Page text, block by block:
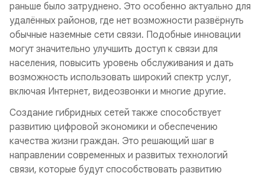
раньше было затруднено. Это особенно актуально для
удалённых районов, где нет возможности развёрнуть
обычные наземные сети связи. Подобные инновации
могут значительно улучшить доступ к связи для
населения, повысить уровень обслуживания и дать
возможность использовать широкий спектр услуг,
включая Интернет, видеозвонки и многие другие.
Создание гибридных сетей также способствует
развитию цифровой экономики и обеспечению
качества жизни граждан. Это решающий шаг в
направлении современных и развитых технологий
связи, которые будут способствовать развитию